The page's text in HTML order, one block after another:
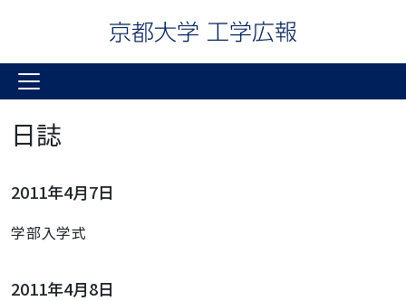
日誌
2011年4月7日
学部入学式
2011年4月8日